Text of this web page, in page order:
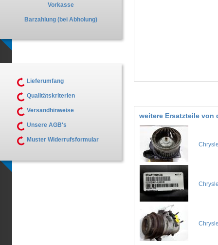
weitere Ersatzteile von
Vorkasse
Barzahlung (bei Abholung)
Lieferumfang
Qualitätskriterien
Versandhinweise
Unsere AGB's
Muster Widerrufsformular